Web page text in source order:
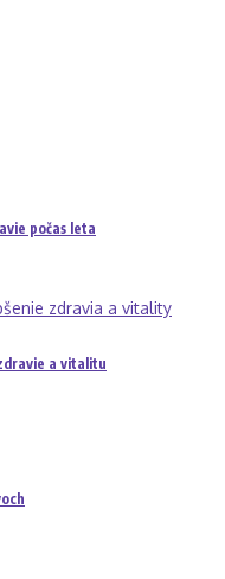
počas leta
a vitalitu